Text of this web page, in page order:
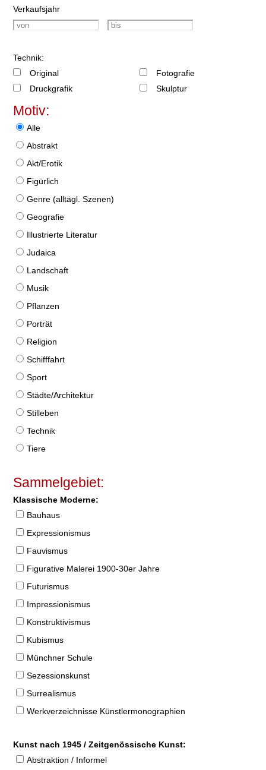
Verkaufsjahr
Technik:
Original
Druckgrafik
Fotografie
Skulptur
Motiv:
Alle
Abstrakt
Akt/Erotik
Figürlich
Genre (alltägl. Szenen)
Geografie
Illustrierte Literatur
Judaica
Landschaft
Musik
Pflanzen
Porträt
Religion
Schifffahrt
Sport
Städte/Architektur
Stilleben
Technik
Tiere
Sammelgebiet:
Klassische Moderne:
Bauhaus
Expressionismus
Fauvismus
Figurative Malerei 1900-30er Jahre
Futurismus
Impressionismus
Konstruktivismus
Kubismus
Münchner Schule
Sezessionskunst
Surrealismus
Werkverzeichnisse Künstlermonographien
Kunst nach 1945 / Zeitgenössische Kunst:
Abstraktion / Informel